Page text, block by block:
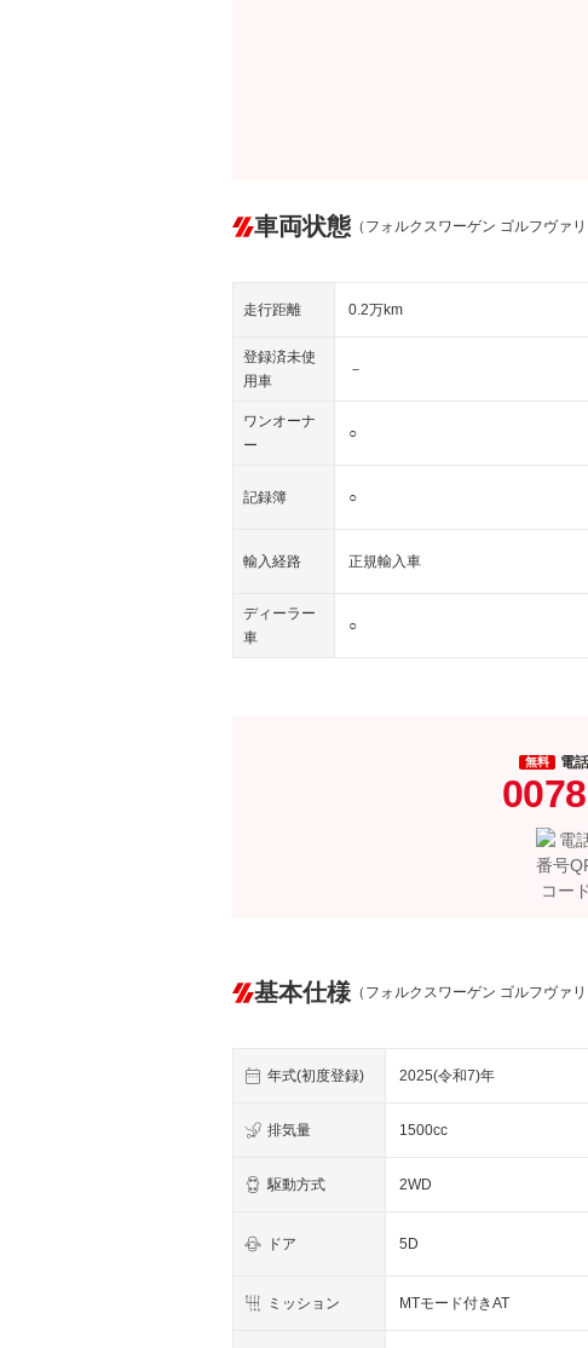
車両状態 （フォルクスワーゲン ゴルフヴァ
走行距離 0.2万km
登録済未使
用車
－
ワンオーナ
ー
○
記録簿 ○
輸入経路 正規輸入車
ディーラー
車
○
無料 電
基本仕様 （フォルクスワーゲン ゴルフヴァ
年式(初度登録) 2025(令和7)年
排気量 1500cc
駆動方式 2WD
ドア 5D
ミッション MTモード付きAT